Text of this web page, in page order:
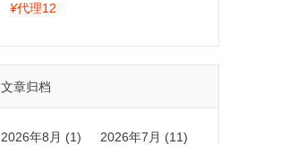
拍卡激活码商城正品保障
¥代理12
文章归档
2026年8月 (1)
2026年7月 (11)